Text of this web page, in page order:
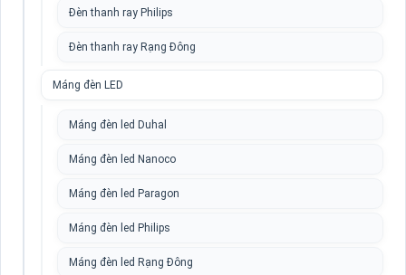
Đèn thanh ray Philips
Đèn thanh ray Rạng Đông
Máng đèn LED
Máng đèn led Duhal
Máng đèn led Nanoco
Máng đèn led Paragon
Máng đèn led Philips
Máng đèn led Rạng Đông